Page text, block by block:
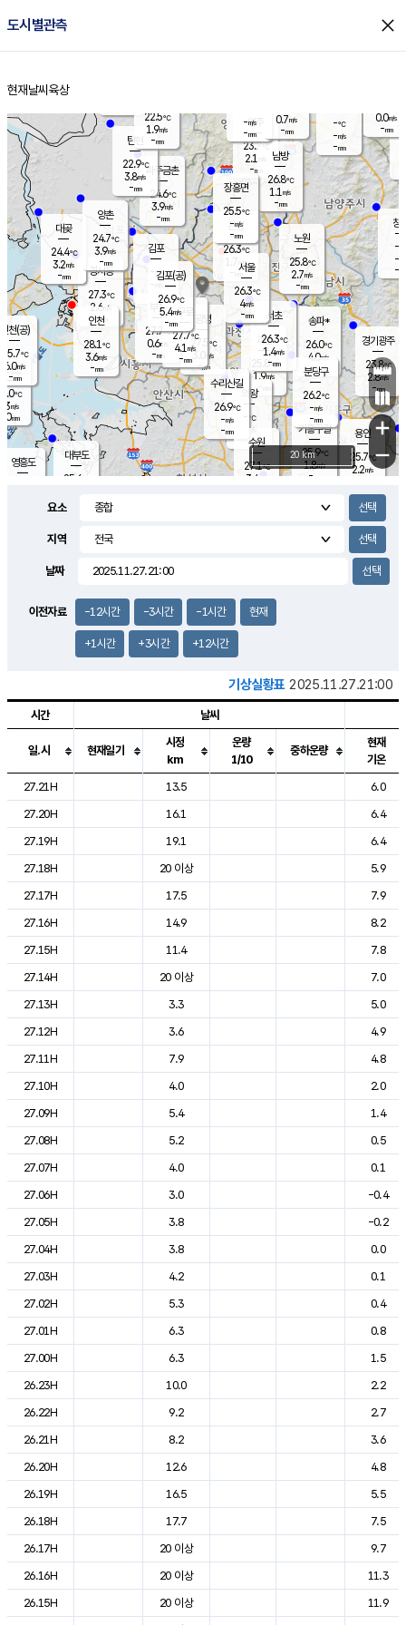
도시별관측 close
홈
현재날씨 육상
의도
℃
m/s
mm
영흥도
양주
23.7℃
2.1
-mm
과천
25.8℃
1.9m/s
- mm
용인
25.7℃
2.2m/s
경기광주
23.8℃
2.8m/s
-mm
2.3m/s
대부도
25.6
14.5
경서동
27.3℃
2.6 m/s
-mm
파주금촌
24.6℃
3.9m/s
-mm
-℃
-m/s
-mm
대곶
24.4℃
3.2m/s
-mm
창
-
-m/
-
탄현
22.9℃
3.8m/s
-mm
0.0m/s
-mm
의왕
- ℃
m/s
mm
김포
- ℃
-m/s
mm
광명
27.5 ℃
3.0 m/s
-mm
부천
27.7℃
0.6m/s
-mm
양촌
24.7℃
3.9m/s
-mm
구로
27.7℃
4.1 m/s
-mm
은평
26.3℃
1.7 m/s
- mm
노원
25.8℃
2.7m/s
-mm
송파*
26.0℃
4.0m/s
-mm
서초
26.3℃
1.4m/s
-mm
남방
26.8℃
1.1 m/s
-mm
기흥구갈
25.9℃
1.8m/s
-
수리산길
26.9℃
-m/s
-mm
분당구
26.2℃
-m/s
-mm
장흥면
25.5℃
-m/s
-mm
-m/s
-mm
인천(공)
25.7℃
6.0m/s
-mm
김포(공)
26.9℃
5.4m/s
-mm
수원
27.1℃
3.4 m/s
인천
28.1℃
3.6m/s
-mm
서울
26.3℃
4m/s
-mm
22.5℃
1.9m/s
-mm
0.7m/s
-mm
+
−
20 km
요소
지역
날짜
이전자료 -12시간 -3시간 -1시간 현재
+1시간 +3시간 +12시간
기상실황표 2025.11.27.21:00
도시별 기상실황표로 지점, 날씨, 기온, 강수, 바람, 기압등을 안내한 표입
시간 날씨
일.시 현재일기
시정
km
운량
1/10
중하운량
현재
기온
27.21H
13.5
6.0
27.20H
16.1
6.4
27.19H
19.1
6.4
27.18H
20 이상
5.9
27.17H
17.5
7.9
27.16H
14.9
8.2
27.15H
11.4
7.8
27.14H
20 이상
7.0
27.13H
3.3
5.0
27.12H
3.6
4.9
27.11H
7.9
4.8
27.10H
4.0
2.0
27.09H
5.4
1.4
27.08H
5.2
0.5
27.07H
4.0
0.1
27.06H
3.0
-0.4
27.05H
3.8
-0.2
27.04H
3.8
0.0
27.03H
4.2
0.1
27.02H
5.3
0.4
27.01H
6.3
0.8
27.00H
6.3
1.5
26.23H
10.0
2.2
26.22H
9.2
2.7
26.21H
8.2
3.6
26.20H
12.6
4.8
26.19H
16.5
5.5
26.18H
17.7
7.5
26.17H
20 이상
9.7
26.16H
20 이상
11.3
26.15H
20 이상
11.9